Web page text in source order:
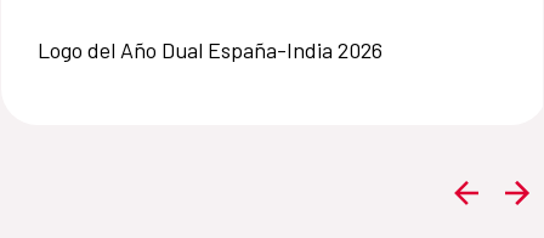
Logo del Año Dual España-India 2026